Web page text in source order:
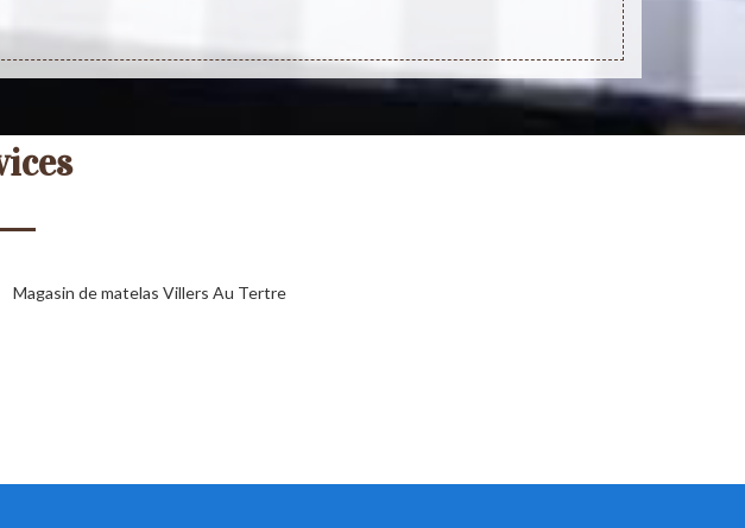
Magasin de matelas Villers Au Tertre